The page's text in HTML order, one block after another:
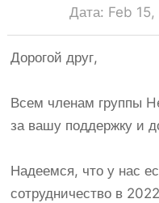
Дата: Feb
Дорогой друг,
Всем членам группы
за вашу поддержку и
Надеемся, что у нас
сотрудничество в